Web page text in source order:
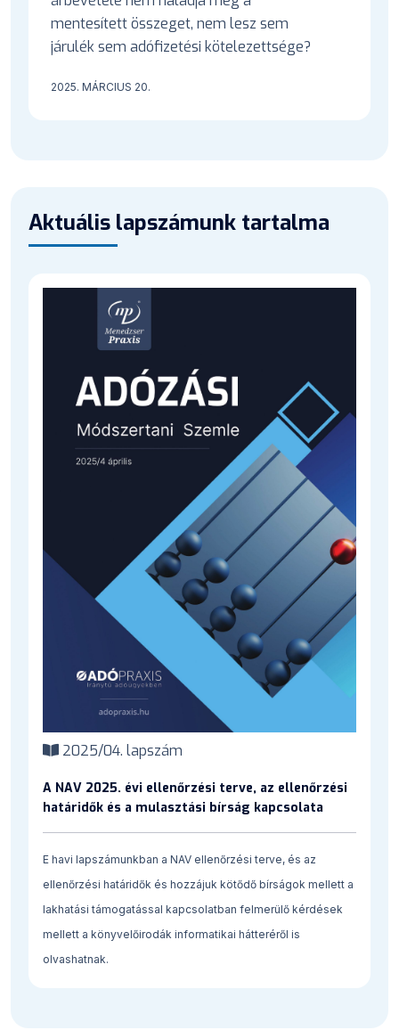
mentesített összeget, nem lesz sem
járulék sem adófizetési kötelezettsége?
2025. MÁRCIUS 20.
Aktuális lapszámunk tartalma
2025/04. lapszám
A NAV 2025. évi ellenőrzési terve, az ellenőrzési
határidők és a mulasztási bírság kapcsolata
E havi lapszámunkban a NAV ellenőrzési terve, és az
ellenőrzési határidők és hozzájuk kötődő bírságok mellett a
lakhatási támogatással kapcsolatban felmerülő kérdések
mellett a könyvelőirodák informatikai hátteréről is
olvashatnak.